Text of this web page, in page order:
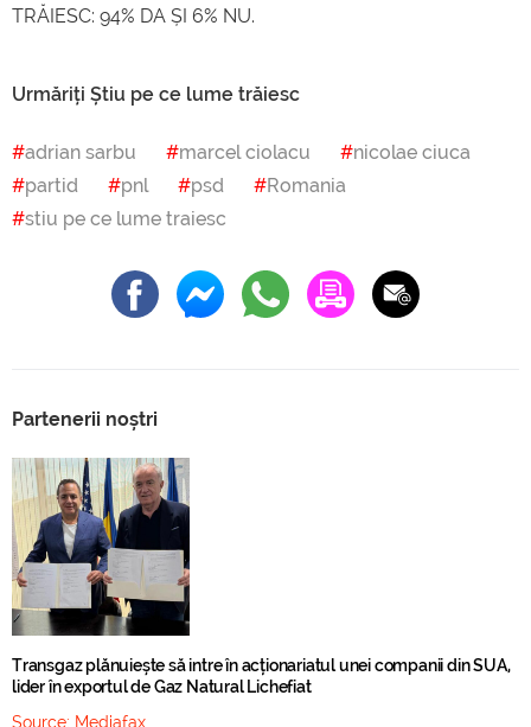
TRĂIESC: 94% DA ȘI 6% NU.
Urmăriți Știu pe ce lume trăiesc
adrian sarbu marcel ciolacu
nicolae ciuca
partid
pnl psd
Romania
stiu pe ce lume traiesc
Partenerii noștri
Transgaz plănuiește să intre în acționariatul unei companii din SUA,
lider în exportul de Gaz Natural Lichefiat
Source: Mediafax